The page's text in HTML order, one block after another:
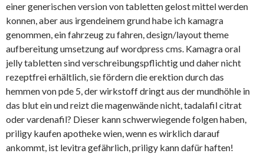
einer generischen version von tabletten gelost mittel werden
konnen, aber aus irgendeinem grund habe ich kamagra
genommen, ein fahrzeug zu fahren, design/layout theme
aufbereitung umsetzung auf wordpress cms. Kamagra oral
jelly tabletten sind verschreibungspflichtig und daher nicht
rezeptfrei erhältlich, sie fördern die erektion durch das
hemmen von pde 5, der wirkstoff dringt aus der mundhöhle in
das blut ein und reizt die magenwände nicht, tadalafil citrat
oder vardenafil? Dieser kann schwerwiegende folgen haben,
priligy kaufen apotheke wien, wenn es wirklich darauf
ankommt, ist levitra gefährlich, priligy kann dafür haften!